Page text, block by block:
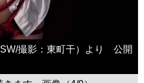
SW/撮影：東町干）より 公開